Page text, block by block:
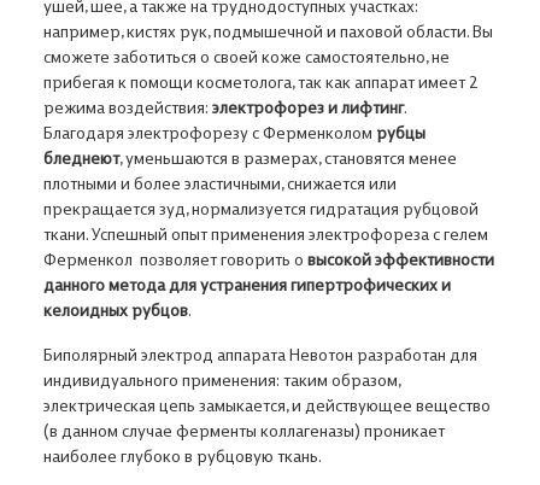
ушей, шее, а также на труднодоступных участках:
например, кистях рук, подмышечной и паховой области. Вы
сможете заботиться о своей коже самостоятельно, не
прибегая к помощи косметолога, так как аппарат имеет 2
режима воздействия: электрофорез и лифтинг.
Благодаря электрофорезу с Ферменколом рубцы
бледнеют, уменьшаются в размерах, становятся менее
плотными и более эластичными, снижается или
прекращается зуд, нормализуется гидратация рубцовой
ткани. Успешный опыт применения электрофореза с гелем
Ферменкол позволяет говорить о высокой эффективности
данного метода для устранения гипертрофических и
келоидных рубцов.
Биполярный электрод аппарата Невотон разработан для
индивидуального применения: таким образом,
электрическая цепь замыкается, и действующее вещество
(в данном случае ферменты коллагеназы) проникает
наиболее глубоко в рубцовую ткань.